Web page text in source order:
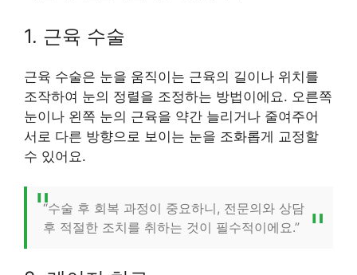
1. 근육 수술
근육 수술은 눈을 움직이는 근육의 길이나 위치를
조작하여 눈의 정렬을 조정하는 방법이에요. 오른쪽
눈이나 왼쪽 눈의 근육을 약간 늘리거나 줄여주어
서로 다른 방향으로 보이는 눈을 조화롭게 교정할
수 있어요.
“수술 후 회복 과정이 중요하니, 전문의와 상담
후 적절한 조치를 취하는 것이 필수적이에요.”